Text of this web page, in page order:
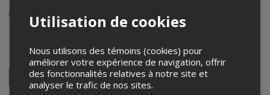
Événement virtuel
Du 12 au 26 février 2021
Partagez cet événement
Facebook
Twitter
LinkedinPinterestEnvoyer
Utilisation de cookies
Nous utilisons des témoins (cookies) pour
améliorer votre expérience de navigation, offrir
des fonctionnalités relatives à notre site et
analyser le trafic de nos sites.